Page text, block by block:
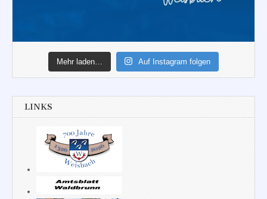
Mehr laden… Auf Instagram folgen
LINKS